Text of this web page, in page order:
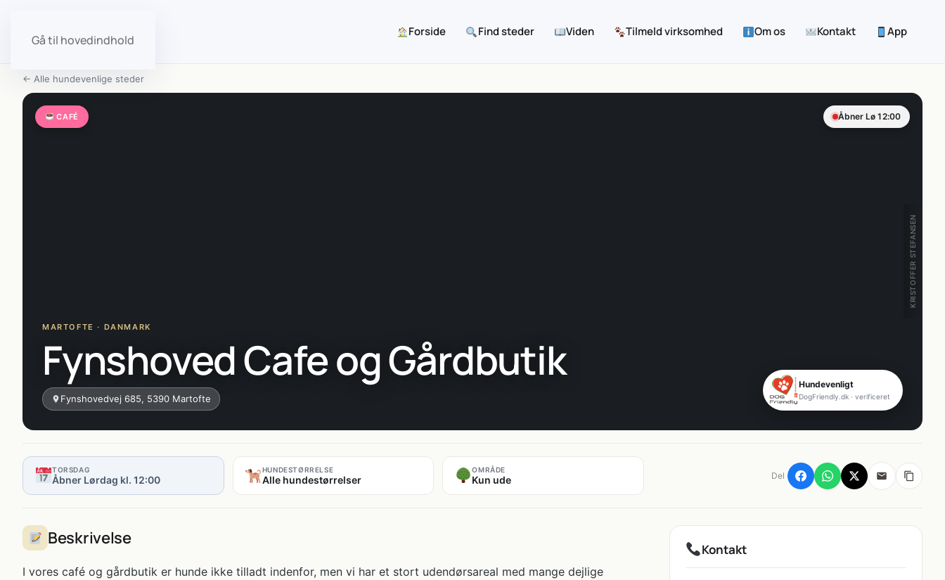
Gå til hovedindhold
Forside Find steder Viden Tilmeld virksomhed Om os Kontakt App
← Alle hundevenlige steder
CAFÉ Åbner Lø 12:00
MARTOFTE · DANMARK
Fynshoved Cafe og Gårdbutik
Fynshovedvej 685, 5390 Martofte
Hundevenligt
DogFriendly.dk · verificeret
KRISTOFFER STEFANSEN
TORSDAG
Åbner Lørdag kl. 12:00
HUNDESTØRRELSE
Alle hundestørrelser
OMRÅDE
Kun ude Del
Beskrivelse
I vores café og gårdbutik er hunde ikke tilladt indenfor, men vi har et stort udendørsareal med mange dejlige
Kontakt